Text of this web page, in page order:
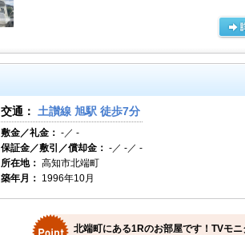
交通： 土讃線 旭駅 徒歩7分
敷金／礼金： -／ -
保証金／敷引／償却金： -／ -／ -
所在地： 高知市北端町
築年月： 1996年10月
北端町にある1Rのお部屋です！TVモ